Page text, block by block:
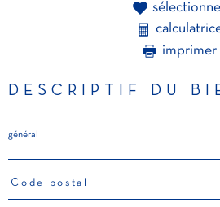
imprimer
DESCRIPTIF DU
général
TRAD_PAMPERO_Caracteristique
Code postal